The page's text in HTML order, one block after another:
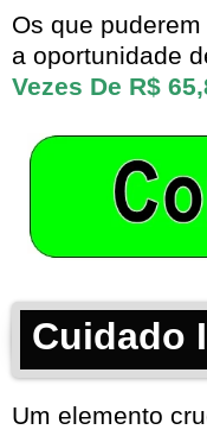
Os que
a oportunidade
Vezes De R$
Cuidado
Um elemento